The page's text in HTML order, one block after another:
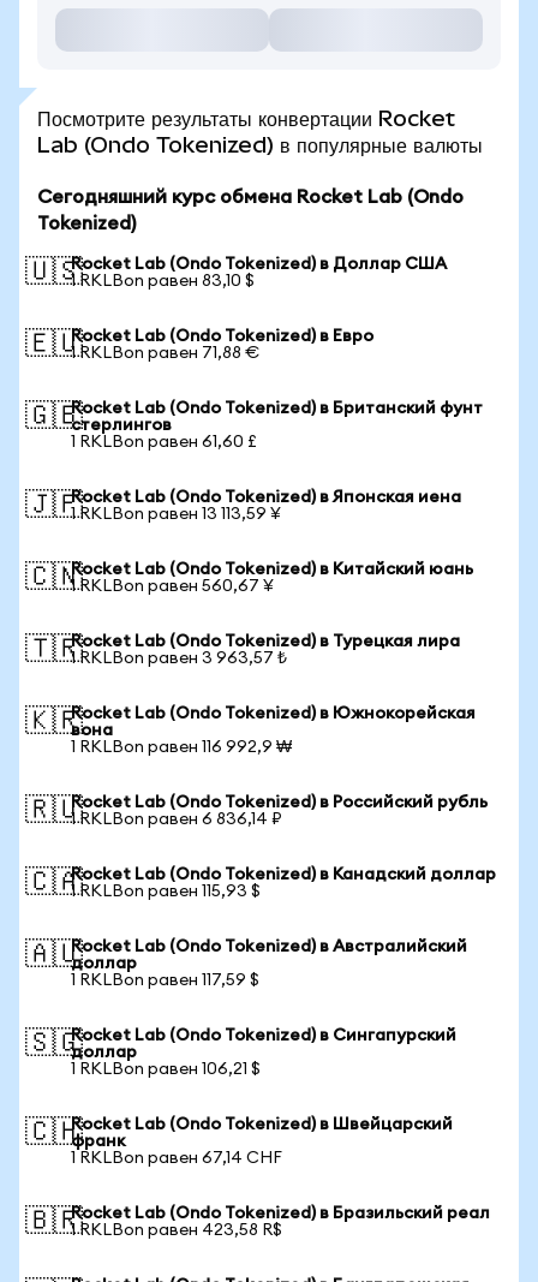
Посмотрите результаты конвертации Rocket
Lab (Ondo Tokenized) в популярные валюты
Сегодняшний курс обмена Rocket Lab (Ondo
Tokenized)
🇺🇸Rocket Lab (Ondo Tokenized) в Доллар США
1 RKLBon равен 83,10 $
🇪🇺Rocket Lab (Ondo Tokenized) в Евро
1 RKLBon равен 71,88 €
🇬🇧Rocket Lab (Ondo Tokenized) в Британский фунт
стерлингов
1 RKLBon равен 61,60 £
🇯🇵Rocket Lab (Ondo Tokenized) в Японская иена
1 RKLBon равен 13 113,59 ¥
🇨🇳Rocket Lab (Ondo Tokenized) в Китайский юань
1 RKLBon равен 560,67 ¥
🇹🇷Rocket Lab (Ondo Tokenized) в Турецкая лира
1 RKLBon равен 3 963,57 ₺
🇰🇷Rocket Lab (Ondo Tokenized) в Южнокорейская
вона
1 RKLBon равен 116 992,9 ₩
🇷🇺Rocket Lab (Ondo Tokenized) в Российский рубль
1 RKLBon равен 6 836,14 ₽
🇨🇦Rocket Lab (Ondo Tokenized) в Канадский доллар
1 RKLBon равен 115,93 $
🇦🇺Rocket Lab (Ondo Tokenized) в Австралийский
доллар
1 RKLBon равен 117,59 $
🇸🇬Rocket Lab (Ondo Tokenized) в Сингапурский
доллар
1 RKLBon равен 106,21 $
🇨🇭Rocket Lab (Ondo Tokenized) в Швейцарский
франк
1 RKLBon равен 67,14 CHF
🇧🇷Rocket Lab (Ondo Tokenized) в Бразильский реал
1 RKLBon равен 423,58 R$